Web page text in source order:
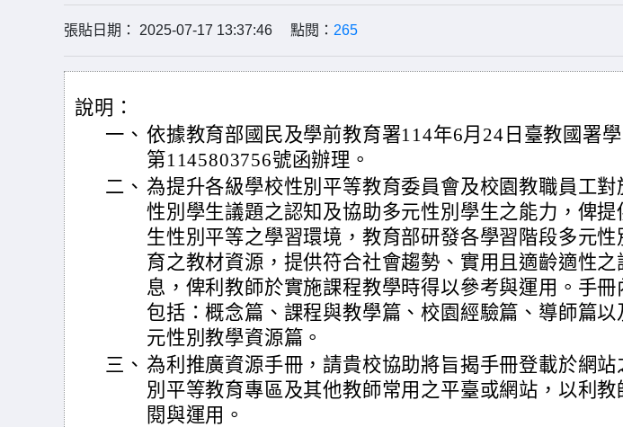
張貼日期： 2025-07-17 13:37:46 點閱： 265
說明：
一、 依據教育部國民及學前教育署114年6月24日臺教國署
第1145803756號函辦理。
二、 為提升各級學校性別平等教育委員會及校園教職員工對
性別學生議題之認知及協助多元性別學生之能力，俾提
生性別平等之學習環境，教育部研發各學習階段多元性
育之教材資源，提供符合社會趨勢、實用且適齡適性之
息，俾利教師於實施課程教學時得以參考與運用。手冊
包括：概念篇、課程與教學篇、校園經驗篇、導師篇以
元性別教學資源篇。
三、 為利推廣資源手冊，請貴校協助將旨揭手冊登載於網站
別平等教育專區及其他教師常用之平臺或網站，以利教
閱與運用。